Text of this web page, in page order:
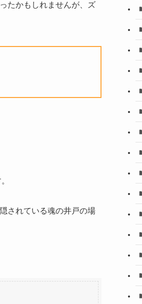
たかもしれませんが、ズ
されている魂の井戸の場